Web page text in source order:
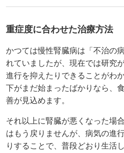
重症度に合わせた治療方法
かつては慢性腎臓病は「不治の
れていましたが、現在では研究
進行を抑えたりできることがわ
下がまだ始まったばかりなら、
善が見込めます。
それ以上に腎臓が悪くなった場
はもう戻りませんが、病気の進
りすることで、普段どおり生活